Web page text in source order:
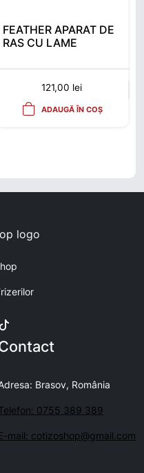
FEATHER APARAT DE
RAS CU LAME
121,00 lei
ADAUGĂ ÎN COȘ
Brasov, România
0755 389 389
mail: cotizoshop@gmail.com